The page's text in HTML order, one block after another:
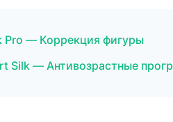
Pro — Коррекция фигуры
Silk — Антивозрастные